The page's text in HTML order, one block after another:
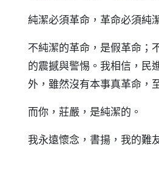
純潔必須革命，革命必須純
不純潔的革命，是假革命；
的震撼與警惕。我相信，民
外，雖然沒有本事真革命，
而你，莊嚴，是純潔的。
我永遠懷念，書揚，我的